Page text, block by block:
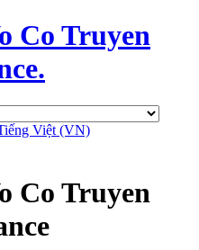
Co Truyen
Co Truyen